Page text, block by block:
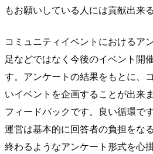
もお願いしている人には貢献出来
コミュニティイベントにおけるア
足などではなく今後のイベント開
す。アンケートの結果をもとに、
いイベントを企画することが出来
フィードバックです。良い循環です
運営は基本的に回答者の負担をな
終わるようなアンケート形式を心